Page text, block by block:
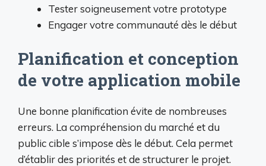
Tester soigneusement votre prototype
Engager votre communauté dès le début
Planification et conception
de votre application mobile
Une bonne planification évite de nombreuses
erreurs. La compréhension du marché et du
public cible s’impose dès le début. Cela permet
d’établir des priorités et de structurer le projet.